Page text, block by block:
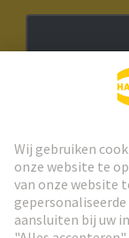
Ga naar